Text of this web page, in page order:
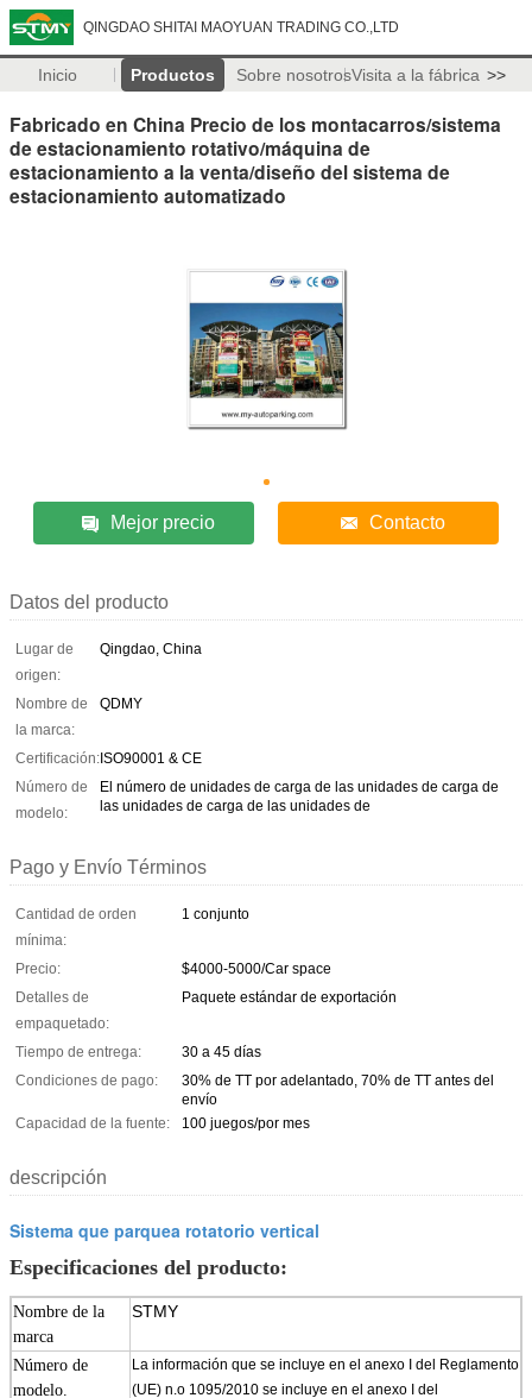
QINGDAO SHITAI MAOYUAN TRADING CO.,LTD
Inicio Productos Sobre nosotrosVisita a la fábrica >>
Fabricado en China Precio de los montacarros/sistema
de estacionamiento rotativo/máquina de
estacionamiento a la venta/diseño del sistema de
estacionamiento automatizado
Mejor precio Contacto
Datos del producto
Lugar de
origen:
Qingdao, China
Nombre de
la marca:
QDMY
Certificación:ISO90001 & CE
Número de
modelo:
El número de unidades de carga de las unidades de carga de
las unidades de carga de las unidades de
Pago y Envío Términos
Cantidad de orden
mínima:
1 conjunto
Precio:
$4000-5000/Car space
Detalles de
empaquetado:
Paquete estándar de exportación
Tiempo de entrega:
30 a 45 días
Condiciones de pago:
30% de TT por adelantado, 70% de TT antes del
envío
Capacidad de la fuente:
100 juegos/por mes
descripción
Sistema que parquea rotatorio vertical
Especificaciones del producto:
Nombre de la
marca
STMY
Número de
modelo.
La información que se incluye en el anexo I del Reglamento
(UE) n.o 1095/2010 se incluye en el anexo I del